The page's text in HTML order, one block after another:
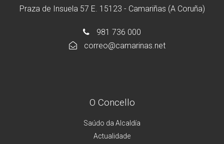
Praza de Insuela 57 E. 15123 - Camariñas (A Coruña)
981 736 000
correo@camarinas.net
O Concello
Saúdo da Alcaldía
Actualidade